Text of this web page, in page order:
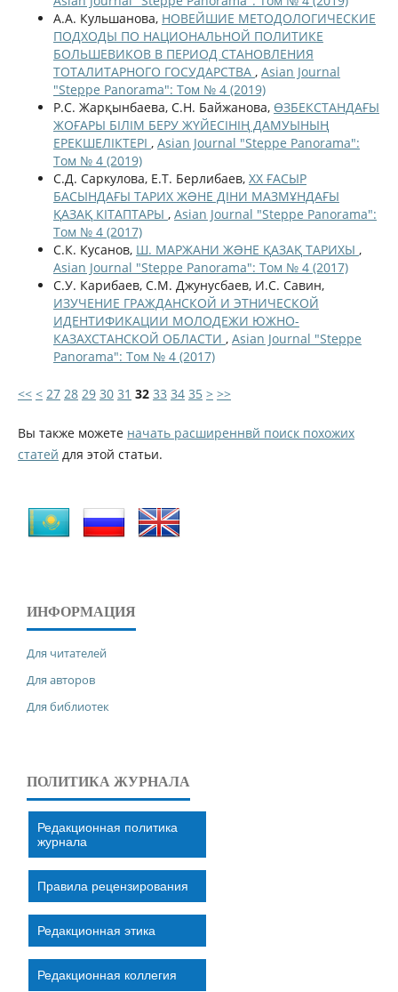
А.А. Кульшанова, НОВЕЙШИЕ МЕТОДОЛОГИЧЕСКИЕ
ПОДХОДЫ ПО НАЦИОНАЛЬНОЙ ПОЛИТИКЕ
БОЛЬШЕВИКОВ В ПЕРИОД СТАНОВЛЕНИЯ
ТОТАЛИТАРНОГО ГОСУДАРСТВА , Asian Journal
"Steppe Panorama": Том № 4 (2019)
Р.С. Жарқынбаева, С.Н. Байжанова, ӨЗБЕКСТАНДАҒЫ
ЖОҒАРЫ БІЛІМ БЕРУ ЖҮЙЕСІНІҢ ДАМУЫНЫҢ
ЕРЕКШЕЛІКТЕРІ , Asian Journal "Steppe Panorama":
Том № 4 (2019)
С.Д. Саркулова, Е.Т. Берлибаев, ХХ ҒАСЫР
БАСЫНДАҒЫ ТАРИХ ЖƏНЕ ДІНИ МАЗМҰНДАҒЫ
ҚАЗАҚ КІТАПТАРЫ , Asian Journal "Steppe Panorama":
Том № 4 (2017)
С.К. Кусанов, Ш. МАРЖАНИ ЖƏНЕ ҚАЗАҚ ТАРИХЫ ,
Asian Journal "Steppe Panorama": Том № 4 (2017)
С.У. Карибаев, С.М. Джунусбаев, И.С. Савин,
ИЗУЧЕНИЕ ГРАЖДАНСКОЙ И ЭТНИЧЕСКОЙ
ИДЕНТИФИКАЦИИ МОЛОДЕЖИ ЮЖНО-
КАЗАХСТАНСКОЙ ОБЛАСТИ , Asian Journal "Steppe
Panorama": Том № 4 (2017)
<< < 27 28 29 30 31 32 33 34 35 > >>
Вы также можете начать расширеннвй поиск похожих
статей для этой статьи.
ИНФОРМАЦИЯ
Для читателей
Для авторов
Для библиотек
ПОЛИТИКА ЖУРНАЛА
Редакционная политика
журнала
Правила рецензирования
Редакционная этика
Редакционная коллегия